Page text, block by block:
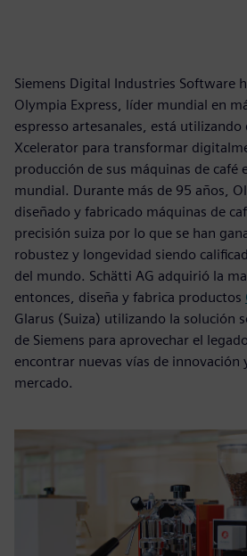
Siemens Digital Industries Software
Olympia Express, líder mundial en
espresso artesanales, está
Xcelerator para transformar
producción de sus máquinas de café
mundial. Durante más de 95 años,
diseñado y fabricado máquinas de
precisión suiza por lo que se han
robustez y longevidad siendo
del mundo. Schätti AG adquirió la
entonces, diseña y fabrica productos
Glarus (Suiza) utilizando la solución
de Siemens para aprovechar el
encontrar nuevas vías de innovación
mercado.